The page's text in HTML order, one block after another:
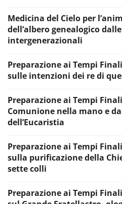
Medicina del Cielo per
dell’albero genealogico
intergenerazionali
Preparazione ai Tempi
sulle intenzioni dei re di
Preparazione ai Tempi Finali
Comunione nella mano e
dell’Eucaristia
Preparazione ai Tempi
sulla purificazione della
sette colli
Preparazione ai Tempi